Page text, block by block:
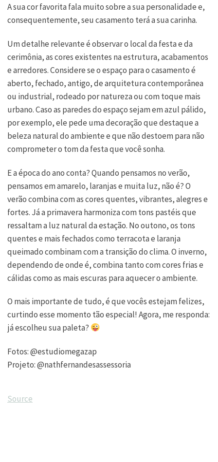
A sua cor favorita fala muito sobre a sua personalidade e,
consequentemente, seu casamento terá a sua carinha.
Um detalhe relevante é observar o local da festa e da
cerimônia, as cores existentes na estrutura, acabamentos
e arredores. Considere se o espaço para o casamento é
aberto, fechado, antigo, de arquitetura contemporânea
ou industrial, rodeado por natureza ou com toque mais
urbano. Caso as paredes do espaço sejam em azul pálido,
por exemplo, ele pede uma decoração que destaque a
beleza natural do ambiente e que não destoem para não
comprometer o tom da festa que você sonha.
E a época do ano conta? Quando pensamos no verão,
pensamos em amarelo, laranjas e muita luz, não é? O
verão combina com as cores quentes, vibrantes, alegres e
fortes. Já a primavera harmoniza com tons pastéis que
ressaltam a luz natural da estação. No outono, os tons
quentes e mais fechados como terracota e laranja
queimado combinam com a transição do clima. O inverno,
dependendo de onde é, combina tanto com cores frias e
cálidas como as mais escuras para aquecer o ambiente.
O mais importante de tudo, é que vocês estejam felizes,
curtindo esse momento tão especial! Agora, me responda:
já escolheu sua paleta?
Fotos: @estudiomegazap
Projeto: @nathfernandesassessoria
Source